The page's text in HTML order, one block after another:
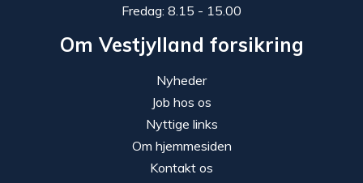
Fredag: 8.15 - 15.00
Om Vestjylland forsikring
Nyheder
Job hos os
Nyttige links
Om hjemmesiden
Kontakt os